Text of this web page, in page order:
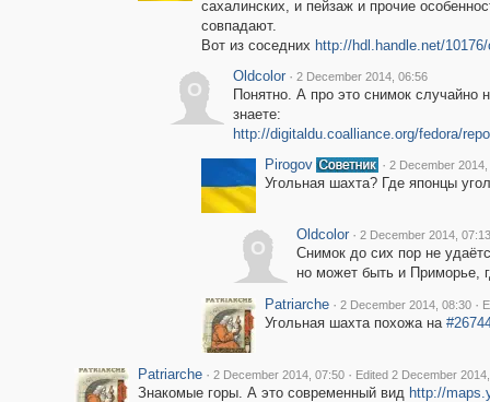
сахалинских, и пейзаж и прочие
совпадают.
Вот из соседних http://hdl.handle.net/
O
Oldcolor · 2 December 2014, 06:56
Понятно. А про это снимок случайно
знаете:
http://digitaldu.coalliance.org/fedora/
Pirogov
· 2 December 2014,
Угольная шахта? Где японцы
O
Oldcolor · 2 December 2014, 07:13
Снимок до сих пор не
но может быть и Приморье,
Patriarche · 2 December 2014, 08:30 ·
Угольная шахта похожа на
Patriarche · 2 December 2014, 07:50 · Edited 2 December
Знакомые горы. А это современный вид http://